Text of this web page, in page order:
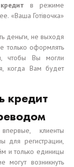
в режиме
«Ваша Готівочка»
деньги, не выходя
только оформлять
чтобы Вы могли
когда Вам будет
кредит
клиенты
для регистрации,
и только единицы
могут возникнуть